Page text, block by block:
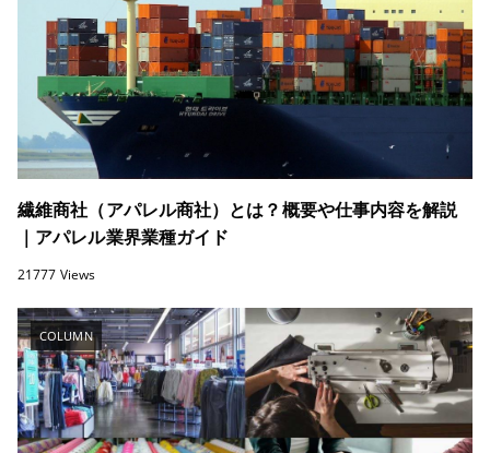
繊維商社（アパレル商社）とは？概要や仕事内容を解説
｜アパレル業界業種ガイド
21777 Views
COLUMN